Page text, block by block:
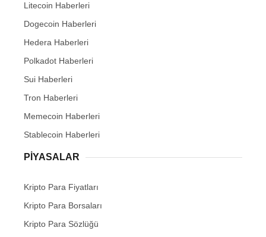
Litecoin Haberleri
Dogecoin Haberleri
Hedera Haberleri
Polkadot Haberleri
Sui Haberleri
Tron Haberleri
Memecoin Haberleri
Stablecoin Haberleri
PIYASALAR
Kripto Para Fiyatları
Kripto Para Borsaları
Kripto Para Sözlüğü